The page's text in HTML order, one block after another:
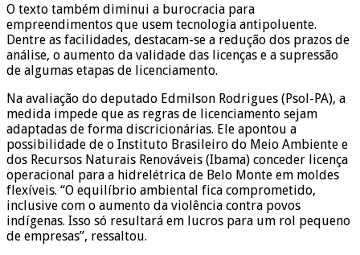
O texto também diminui a burocracia para
empreendimentos que usem tecnologia antipoluente.
Dentre as facilidades, destacam-se a redução dos prazos de
análise, o aumento da validade das licenças e a supressão
de algumas etapas de licenciamento.
Na avaliação do deputado Edmilson Rodrigues (Psol-PA), a
medida impede que as regras de licenciamento sejam
adaptadas de forma discricionárias. Ele apontou a
possibilidade de o Instituto Brasileiro do Meio Ambiente e
dos Recursos Naturais Renováveis (Ibama) conceder licença
operacional para a hidrelétrica de Belo Monte em moldes
flexíveis. “O equilíbrio ambiental fica comprometido,
inclusive com o aumento da violência contra povos
indígenas. Isso só resultará em lucros para um rol pequeno
de empresas”, ressaltou.